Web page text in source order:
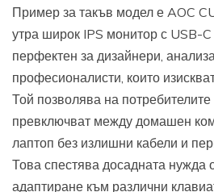
Пример за такъв модел е AOC
утра широк IPS монитор с USB-C
перфектен за дизайнери,
професионалисти, които
Той позволява на
превключват между домашен
лаптоп без излишни кабели и
Това спестява досадната нужда
адаптиране към различни